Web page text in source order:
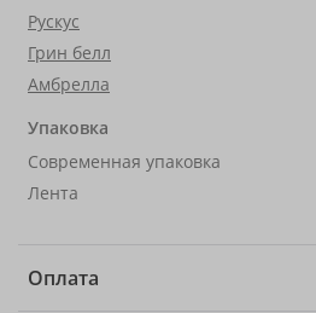
Рускус
Грин белл
Амбрелла
Упаковка
Современная упаковка
Лента
Оплата